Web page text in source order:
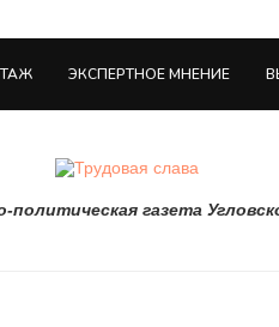
ЭКСПЕРТНОЕ МНЕНИЕ
газета